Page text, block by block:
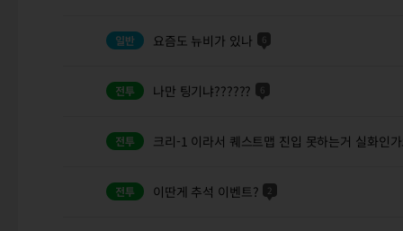
요즘도 뉴비가 있나 6
나만 팅기냐?????? 6
크리-1 이라서 퀘스트맵 진입 못하는거 실화인
이딴게 추석 이벤트? 2